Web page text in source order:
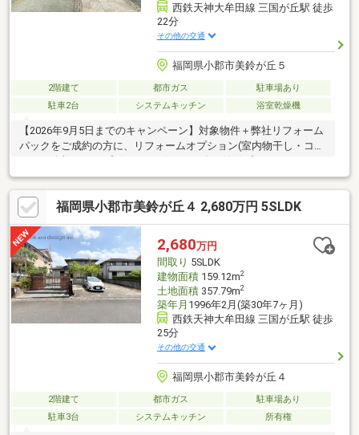
西鉄天神大牟田線 三国が丘駅 徒歩
22分
その他の交通
福岡県小郡市美鈴が丘５
2階建て 都市ガス
駐車場あり
駐車2台
システムキッチン 浴室乾燥機
【2026年9月5日までのキャンペーン】対象物件＋弊社リフォーム
パックをご成約の方に、リフォームオプション(室内物干し・コン
※100万円（税込）以上の弊社標準工事「ラクリノ」をご契約いた
だいた場合に限る【おすすめポイント】〇西鉄ホーム施工の長期
優良住宅です！〇耐火性に優れ、保険料もお得な2×4の省令準耐
火仕様です！〇美しい街並みと暮らしやすさがそろった開発分譲
地で安心して暮らせます！〇1階に和室・各部屋収納付！〇暮らし
にゆとりを与える広い庭付き！〇間取り変更などのリフォーム、
リノベーションのご相談も承っております！
福岡県小郡市美鈴が丘４ 2,680万円 5SLDK
2,680万円
間取り 5SLDK
建物面積159.12m2
土地面積357.79m2
築年月 1996年2月(築30年7ヶ月)
西鉄天神大牟田線 三国が丘駅 徒歩
25分
その他の交通
福岡県小郡市美鈴が丘４
2階建て 都市ガス
駐車場あり
駐車3台
システムキッチン 所有権